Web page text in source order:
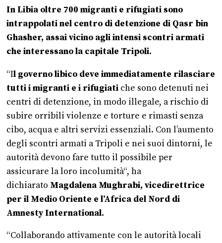
In Libia oltre 700 migranti e rifugiati sono
intrappolati nel centro di detenzione di Qasr bin
Ghasher, assai vicino agli intensi scontri armati
che interessano la capitale Tripoli.
“Il governo libico deve immediatamente rilasciare
tutti i migranti e i rifugiati che sono detenuti nei
centri di detenzione, in modo illegale, a rischio di
subire orribili violenze e torture e rimasti senza
cibo, acqua e altri servizi essenziali. Con l’aumento
degli scontri armati a Tripoli e nei suoi dintorni, le
autorità devono fare tutto il possibile per
assicurare la loro incolumità“, ha
dichiarato Magdalena Mughrabi, vicedirettrice
per il Medio Oriente e l’Africa del Nord di
Amnesty International.
“Collaborando attivamente con le autorità locali